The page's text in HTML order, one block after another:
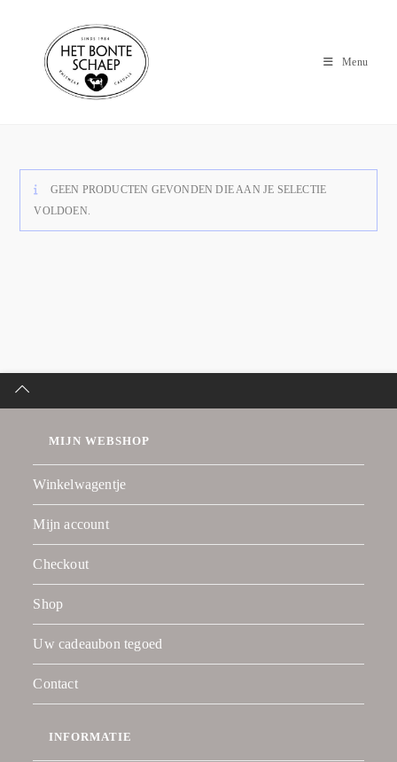
Menu
GEEN PRODUCTEN GEVONDEN DIE AAN JE SELECTIE
VOLDOEN.
MIJN WEBSHOP
Winkelwagentje
Mijn account
Checkout
Shop
Uw cadeaubon tegoed
Contact
INFORMATIE